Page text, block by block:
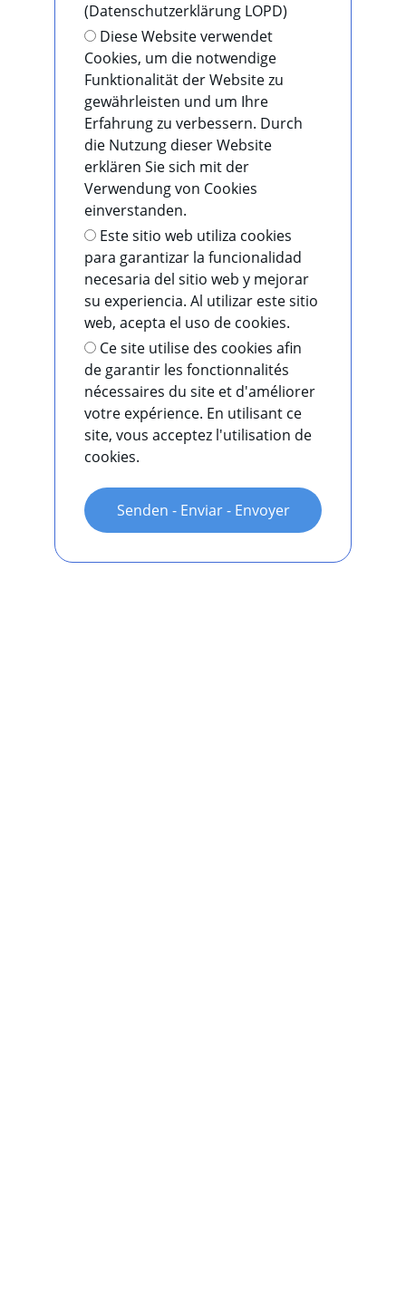
(Datenschutzerklärung LOPD)
Diese Website verwendet
Cookies, um die notwendige
Funktionalität der Website zu
gewährleisten und um Ihre
Erfahrung zu verbessern. Durch
die Nutzung dieser Website
erklären Sie sich mit der
Verwendung von Cookies
einverstanden.
Este sitio web utiliza cookies
para garantizar la funcionalidad
necesaria del sitio web y mejorar
su experiencia. Al utilizar este sitio
web, acepta el uso de cookies.
Ce site utilise des cookies afin
de garantir les fonctionnalités
nécessaires du site et d'améliorer
votre expérience. En utilisant ce
site, vous acceptez l'utilisation de
cookies.
Senden - Enviar - Envoyer